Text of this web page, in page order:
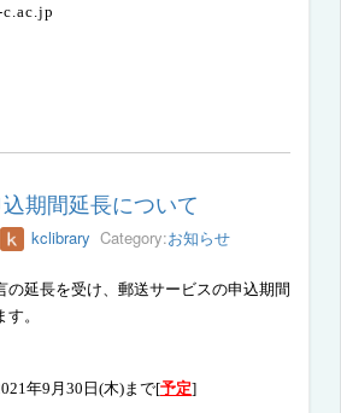
期間延長について
kclibrary Category:お知らせ
の延長を受け、郵送サービスの申込期間
。
年9 月30日(木)まで[予定]